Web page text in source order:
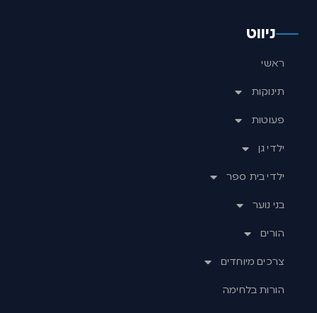
ניווט
ראשי
תינוקות
פעוטות
ילדי גן
ילדי בית ספר
בני נוער
הורים
צרכים מיוחדים
הורות בלחימה